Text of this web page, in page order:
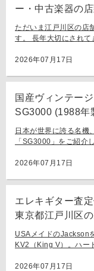
ー・中古楽器の
ります。
ただいま江戸川区の店
す。 長年大切にされて
ち込み査定も大歓迎で
2026年07月17日
国産ヴィンテー
SG3000 (1988年
にて買取
日本が世界に誇る名機
「SG3000」をご紹介
フラッグシップモデル
2026年07月17日
エレキギター査
東京都江戸川区
USAメイドのJackson
KV2（King V）。ハー
[…]
2026年07月17日